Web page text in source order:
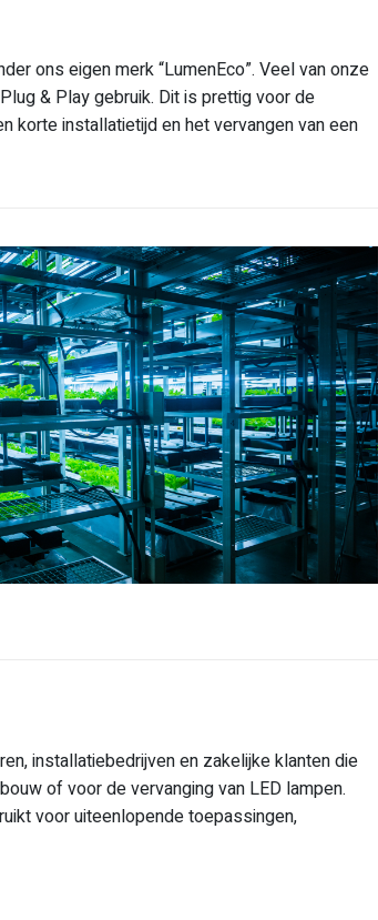
ons eigen merk “LumenEco”. Veel van onze
& Play gebruik. Dit is prettig voor de
korte installatietijd en het vervangen van een
installatiebedrijven en zakelijke klanten die
of voor de vervanging van LED lampen.
voor uiteenlopende toepassingen,